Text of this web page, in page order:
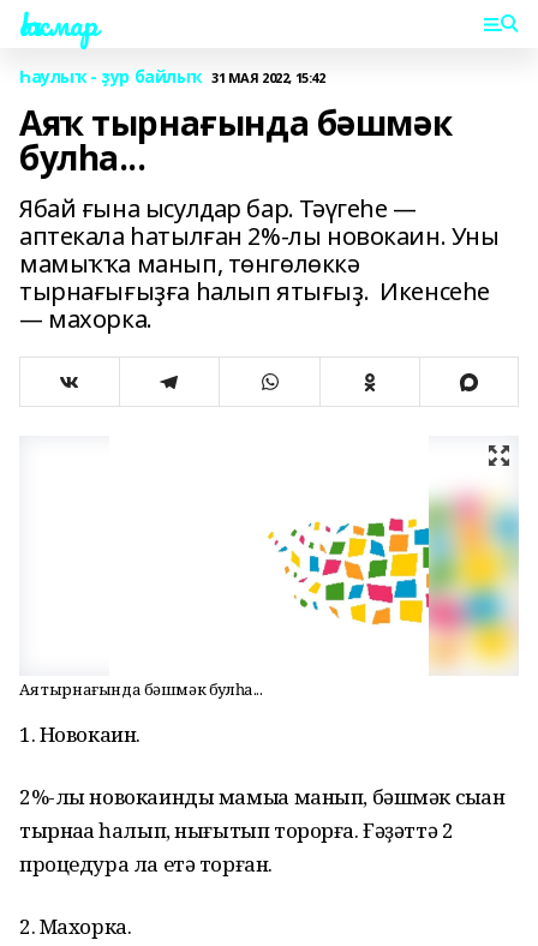
Һаҡмар
Һаулыҡ - ҙур байлыҡ 31 МАЯ 2022, 15:42
Аяҡ тырнағында бәшмәк
булһа...
Ябай ғына ысулдар бар. Тәүгеһе ―
аптекала һатылған 2%-лы новокаин. Уны
мамыҡҡа манып, төнгөлөккә
тырнағығыҙға һалып ятығыҙ. Икенсеһе
― махорка.
Аяҡ тырнағында бәшмәк булһа...
1. Новокаин.
2%-лы новокаинды мамыҡҡа манып, бәшмәк сыҡҡан
тырнаҡҡа һалып, нығытып торорға. Ғәҙәттә 2
пpoцедуpа ла етә торған.
2. Μaхopкa.